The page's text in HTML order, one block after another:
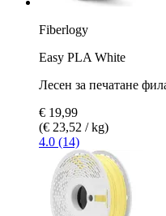
Fiberlogy
Easy PLA White
Лесен за печатане
€ 19,99
(€ 23,52 / kg)
4.0 (14)